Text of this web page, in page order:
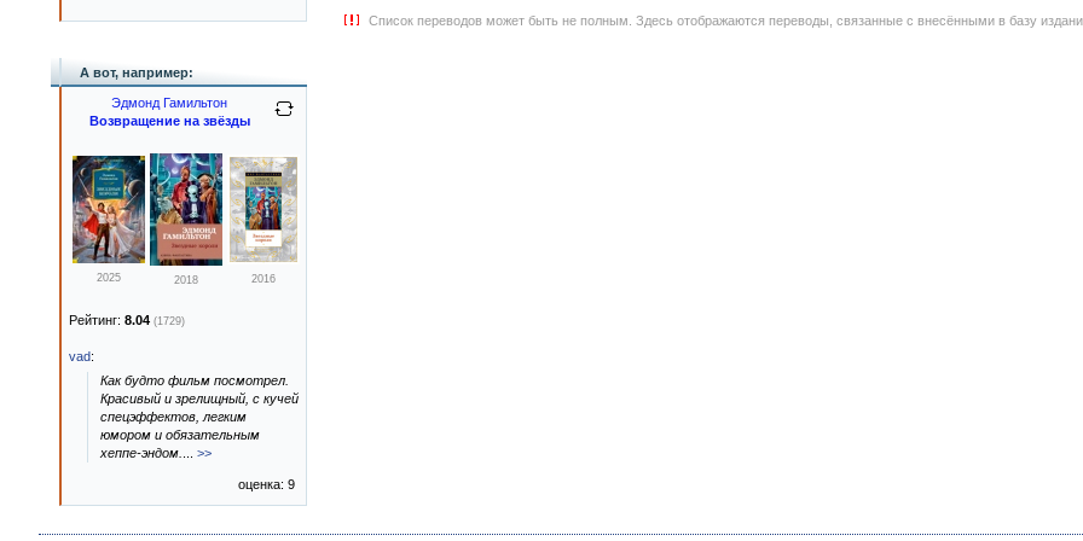
Список переводов может быть не полным. Здесь отображаются переводы, связанные с внесёнными в базу
А вот, например:
Эдмонд Гамильтон
Возвращение на звёзды
2025 2018 2016
Рейтинг: 8.04 (1729)
vad:
Как будто фильм посмотрел.
Красивый и зрелищный, с кучей
спецэффектов, легким
юмором и обязательным
хеппе-эндом.
>>
оценка: 9